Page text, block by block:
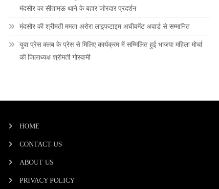
मंदसौर का सीतामऊ थाने के बहार जोरदार प्रदर्शन
मंदसौर की श्रीमती ममता अरोरा लाइफटाइम अचीवमेंट अवार्ड से सम्मानित
युवा प्रेस क्लब के प्रेस से मिलिए कार्यक्रम में सम्मिलित हुई भाजपा महिला मोर्चा
की जिलाध्यक्ष श्रीमती गोस्वामी
HOME
CONTACT US
ABOUT US
PRIVACY POLICY